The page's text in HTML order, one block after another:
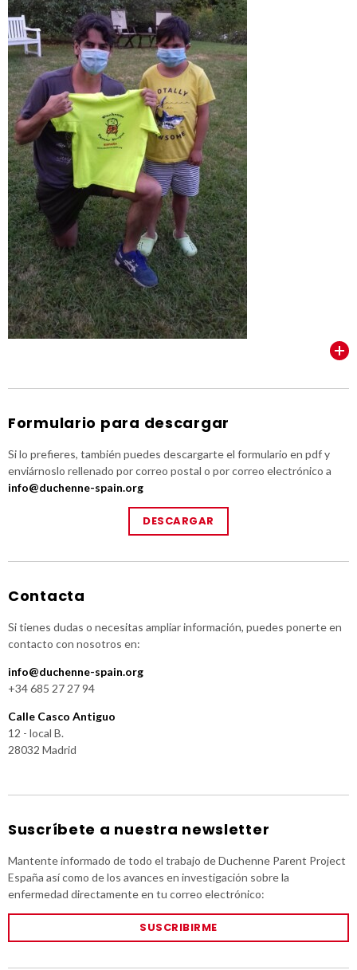
Formulario para descargar
Si lo prefieres, también puedes descargarte el formulario en pdf y
enviárnoslo rellenado por correo postal o por correo electrónico a
info@duchenne-spain.org
DESCARGAR
Contacta
Si tienes dudas o necesitas ampliar información, puedes ponerte en
contacto con nosotros en:
info@duchenne-spain.org
+34 685 27 27 94
Calle Casco Antiguo
12 - local B.
28032 Madrid
Suscríbete a nuestra newsletter
Mantente informado de todo el trabajo de Duchenne Parent Project
España así como de los avances en investigación sobre la
enfermedad directamente en tu correo electrónico:
SUSCRIBIRME